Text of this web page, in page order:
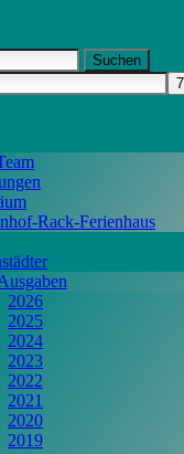
Rack-Ferienhaus
2026
2025
2024
2023
2022
2021
2020
2019